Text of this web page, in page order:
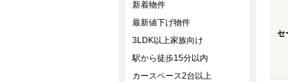
セ
新着物件
最新値下げ物件
3LDK以上家族向け
駅から徒歩15分以内
カースペース2台以上